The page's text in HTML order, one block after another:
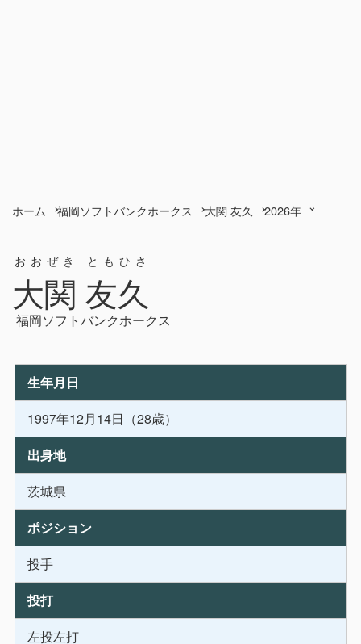
ホーム 福岡ソフトバンクホークス 大関 友久 2026年
大関 友久
おおぜき ともひさ
福岡ソフトバンクホークス
生年月日
1997年12月14日（28歳）
出身地
茨城県
ポジション
投手
投打
左投左打